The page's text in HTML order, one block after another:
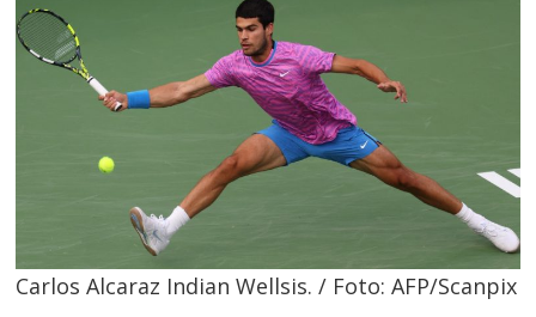
Carlos Alcaraz Indian Wellsis. / Foto: AFP/Scanpix